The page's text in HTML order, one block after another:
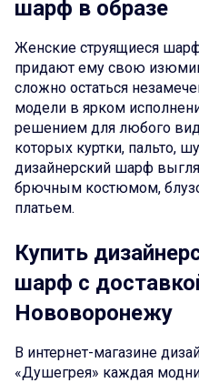
шарф в образе
Женские струящиеся
придают ему свою
сложно остаться
модели в ярком
решением для любого
которых куртки, пальто,
дизайнерский шарф
брючным костюмом,
платьем.
Купить
шарф с
Нововоронежу
В интернет-магазине
«Душегрея» каждая